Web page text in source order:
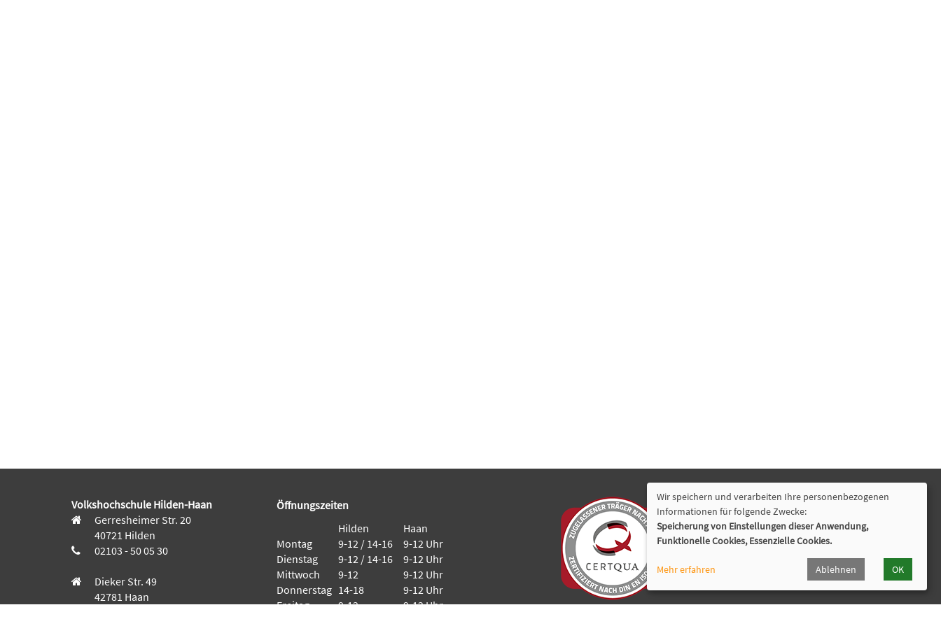
Volkshochschule Hilden-Haan
Gerresheimer Str. 20
40721 Hilden
02103 - 50 05 30
Dieker Str. 49
42781 Haan
Öffnungszeiten
Hilden
Haan
Montag
9-12 / 14-16
9-12 Uhr
Dienstag
9-12 / 14-16
9-12 Uhr
Mittwoch
9-12
9-12 Uhr
Donnerstag 14-18
9-12 Uhr
Freitag
9-12 9-12 Uhr
Nützliche Links
Newsletter
Programmheft
Widerrufsformular
Cookie Einstellungen
Wir speichern und verarbeiten Ihre personenbezogenen
Informationen für folgende Zwecke:
Speicherung von Einstellungen dieser Anwendung,
Funktionelle Cookies, Essenzielle Cookies.
Mehr erfahren Ablehnen OK